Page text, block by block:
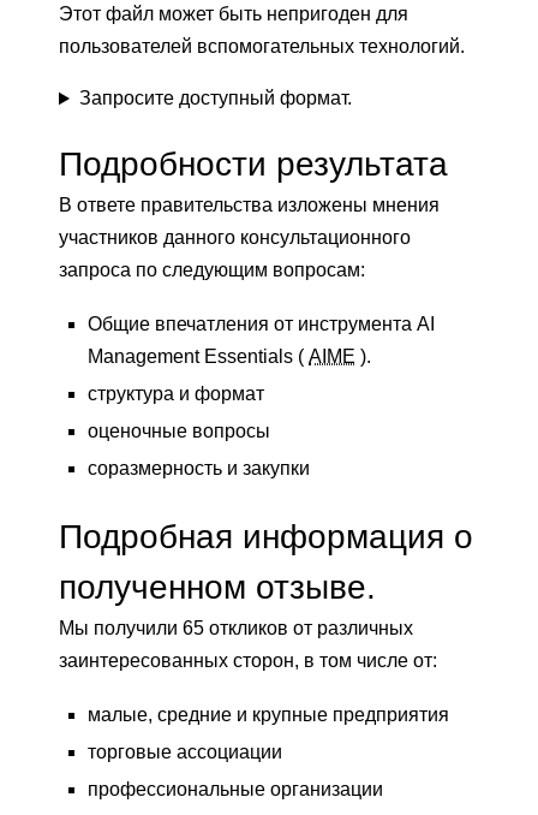
Этот файл может быть непригоден для
пользователей вспомогательных технологий.
Запросите доступный формат.
Подробности результата
В ответе правительства изложены мнения
участников данного консультационного
запроса по следующим вопросам:
Общие впечатления от инструмента AI
Management Essentials ( AIME ).
структура и формат
оценочные вопросы
соразмерность и закупки
Подробная информация о
полученном отзыве.
Мы получили 65 откликов от различных
заинтересованных сторон, в том числе от:
малые, средние и крупные предприятия
торговые ассоциации
профессиональные организации